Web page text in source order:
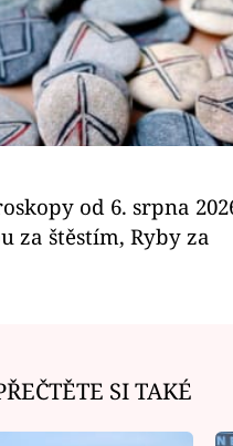
od 6. srpna
za štěstím, Ryby za
SI TAKÉ